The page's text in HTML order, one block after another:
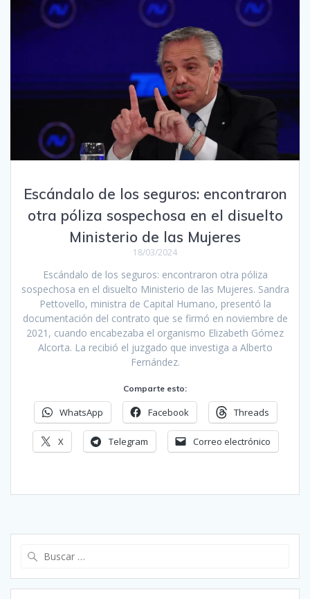
Escándalo de los seguros: encontraron
otra póliza sospechosa en el disuelto
Ministerio de las Mujeres
18/03/2024
Escándalo de los seguros: encontraron otra póliza
sospechosa en el disuelto Ministerio de las Mujeres. Sandra
Pettovello, ministra de Capital Humano, presentó la
documentación del contrato que se firmó en noviembre de
2021, cuando encabezaba el organismo Elizabeth Gómez
Alcorta. La recibió el juzgado que investiga a Alberto
Fernández.
Comparte esto:
WhatsApp Facebook Threads
X Telegram Correo electrónico